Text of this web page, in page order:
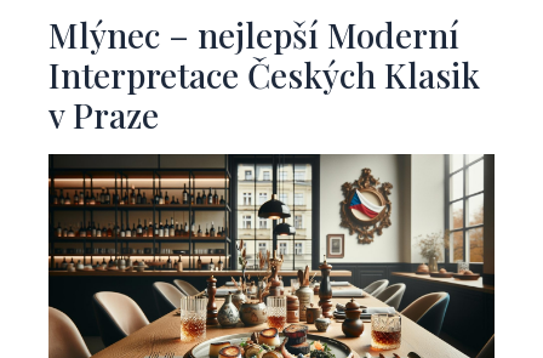
Mlýnec – nejlepší Moderní
Interpretace Českých Klasik
v Praze